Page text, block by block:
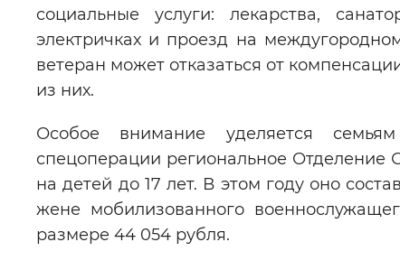
социальные услуги: лекарства,
электричках и проезд на
ветеран может отказаться от
из них.
Особое внимание уделяется
спецоперации региональное
на детей до 17 лет. В этом году оно
жене мобилизованного
размере 44 054 рубля.